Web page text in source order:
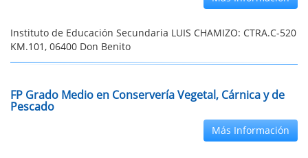
Instituto de Educación Secundaria LUIS CHAMIZO: CTRA.C-520
KM.101, 06400 Don Benito
FP Grado Medio en Conservería Vegetal, Cárnica y de
Pescado
Más Información